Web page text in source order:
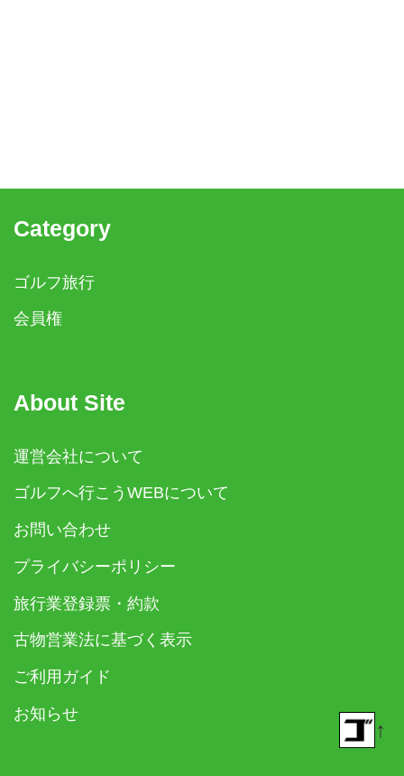
Category
ゴルフ旅行
会員権
About Site
運営会社について
ゴルフへ行こうWEBについて
お問い合わせ
プライバシーポリシー
旅行業登録票・約款
古物営業法に基づく表示
ご利用ガイド
お知らせ
↑